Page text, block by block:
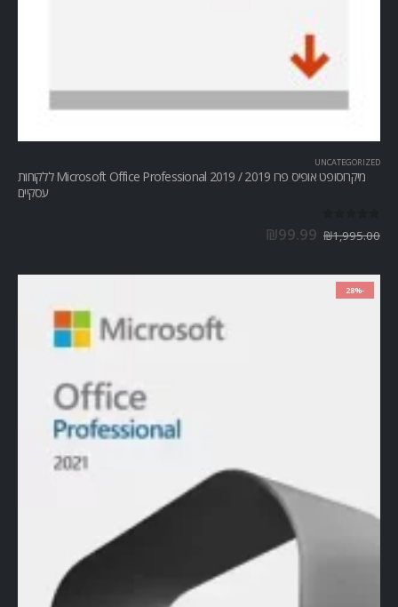
UNCATEGORIZED
מיקרוסופט אופיס פרו Microsoft Office Professional 2019 / 2019 ללקוחות
עסקיים
₪1,995.00
₪99.99
-28%